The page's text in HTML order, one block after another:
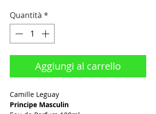
Quantità *
Aggiungi al carrello
Camille Leguay
Principe Masculin